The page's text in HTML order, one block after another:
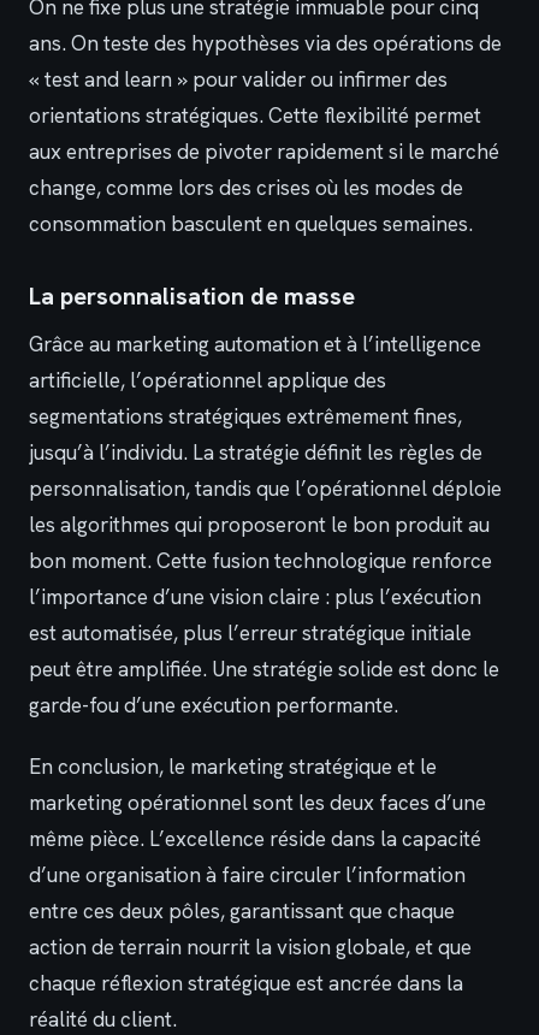
On ne fixe plus une stratégie immuable pour cinq
ans. On teste des hypothèses via des opérations de
« test and learn » pour valider ou infirmer des
orientations stratégiques. Cette flexibilité permet
aux entreprises de pivoter rapidement si le marché
change, comme lors des crises où les modes de
consommation basculent en quelques semaines.
La personnalisation de masse
Grâce au marketing automation et à l’intelligence
artificielle, l’opérationnel applique des
segmentations stratégiques extrêmement fines,
jusqu’à l’individu. La stratégie définit les règles de
personnalisation, tandis que l’opérationnel déploie
les algorithmes qui proposeront le bon produit au
bon moment. Cette fusion technologique renforce
l’importance d’une vision claire : plus l’exécution
est automatisée, plus l’erreur stratégique initiale
peut être amplifiée. Une stratégie solide est donc le
garde-fou d’une exécution performante.
En conclusion, le marketing stratégique et le
marketing opérationnel sont les deux faces d’une
même pièce. L’excellence réside dans la capacité
d’une organisation à faire circuler l’information
entre ces deux pôles, garantissant que chaque
action de terrain nourrit la vision globale, et que
chaque réflexion stratégique est ancrée dans la
réalité du client.